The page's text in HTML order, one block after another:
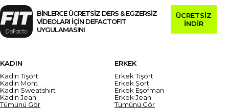
BİNLERCE ÜCRETSİZ DERS & EGZERSİZ
VİDEOLARI İÇİN DEFACTOFIT
UYGULAMASINI
ÜCRETSİZ
İNDİR
KADIN
Kadın Tişört
Kadın Mont
Kadın Sweatshirt
Kadın Jean
Tümünü Gör
ERKEK
Erkek Tişört
Erkek Şort
Erkek Eşofman
Erkek Jean
Tümünü Gör